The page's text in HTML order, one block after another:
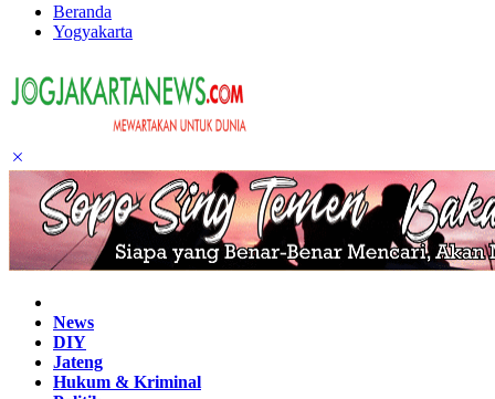
Beranda
Yogyakarta
News
DIY
Jateng
Hukum & Kriminal